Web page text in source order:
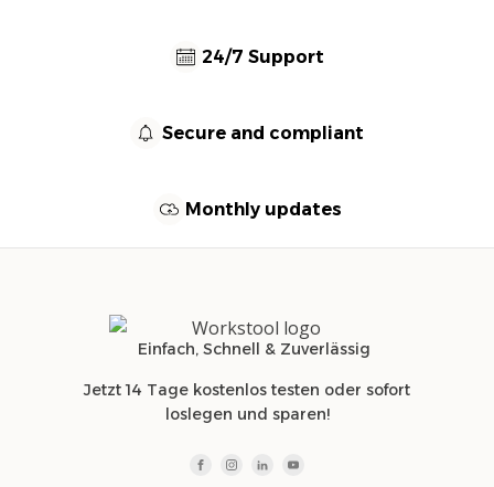
24/7 Support
Secure and compliant
Monthly updates
Einfach, Schnell & Zuverlässig
Jetzt 14 Tage kostenlos testen oder sofort
loslegen und sparen!